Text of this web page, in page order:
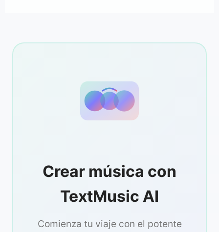
Crear música con
TextMusic AI
Comienza tu viaje con el potente